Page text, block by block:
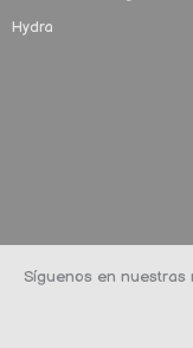
Hydra
Síguenos en nuestras